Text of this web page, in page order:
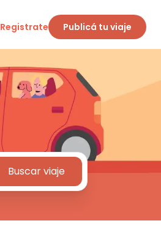
Registrate Publicá tu viaje
Buscar viaje